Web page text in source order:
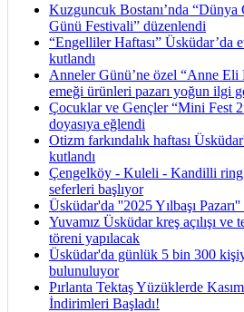
Kuzguncuk Bostanı’nda “Dünya
Günü Festivali” düzenlendi
“Engelliler Haftası” Üsküdar’da
kutlandı
Anneler Günü’ne özel “Anne Eli
emeği ürünleri pazarı yoğun ilgi
Çocuklar ve Gençler “Mini Fest
doyasıya eğlendi
Otizm farkındalık haftası
kutlandı
Çengelköy - Kuleli - Kandilli ring
seferleri başlıyor
Üsküdar'da ''2025 Yılbaşı Pazarı''
Yuvamız Üsküdar kreş açılışı ve
töreni yapılacak
Üsküdar'da günlük 5 bin 300
bulunuluyor
Pırlanta Tektaş Yüzüklerde
İndirimleri Başladı!